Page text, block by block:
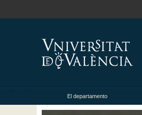
El departamento